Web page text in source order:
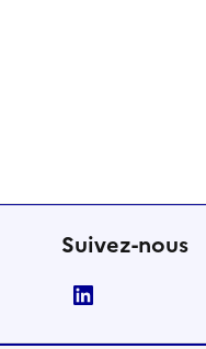
Suivez-nous